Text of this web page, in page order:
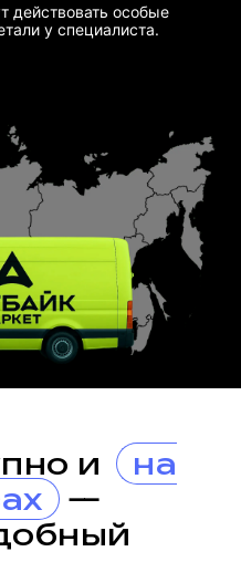
действовать особые
у специалиста.
и
на
—